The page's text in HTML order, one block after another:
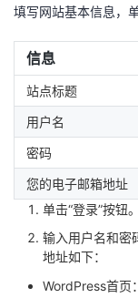
填写网站基本信息，
信息
站点标题
用户名
密码
您的电子邮箱地址
单击“登录”按钮。
输入用户名和密
地址如下：
WordPress首页：